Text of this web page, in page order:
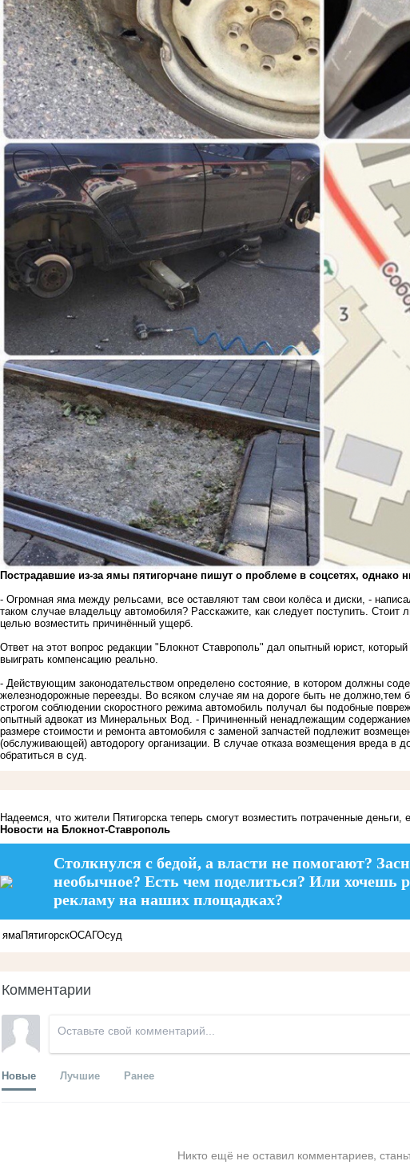
Пострадавшие из-за ямы пятигорчане пишут о проблеме в соцсетях, однако
- Огромная яма между рельсами, все оставляют там свои колёса и диски, -
таком случае владельцу автомобиля? Расскажите, как следует поступить. Стоит
целью возместить причинённый ущерб.
Ответ на этот вопрос редакции "Блокнот Ставрополь" дал опытный юрист,
выиграть компенсацию реально.
- Действующим законодательством определено состояние, в котором должны
железнодорожные переезды. Во всяком случае ям на дороге быть не должно,тем
строгом соблюдении скоростного режима автомобиль получал бы подобные
опытный адвокат из Минеральных Вод. - Причиненный ненадлежащим
размере стоимости и ремонта автомобиля с заменой запчастей подлежит
(обслуживающей) автодорогу организации. В случае отказа возмещения вреда в
обратиться в суд.
Надеемся, что жители Пятигорска теперь смогут возместить потраченные деньги,
Новости на Блoкнoт-Ставрополь
Столкнулся с бедой, а власти не помогают?
необычное? Есть чем поделиться? Или хочешь
рекламу на наших площадках?
ямаПятигорскОСАГОсуд
Комментарии
Новые Лучшие Ранее
Никто ещё не оставил комментариев,